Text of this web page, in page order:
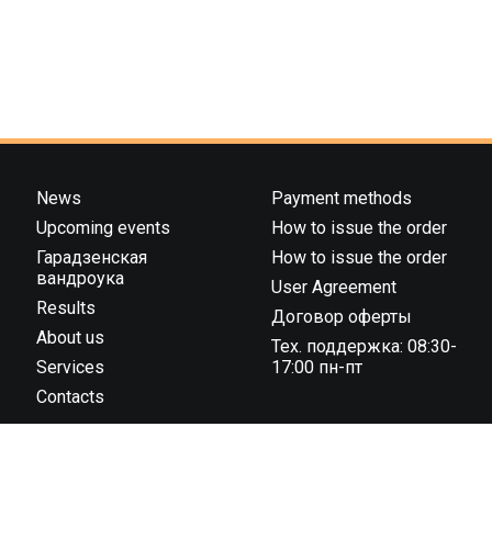
News
Upcoming events
Гарадзенская
вандроука
Results
About us
Services
Contacts
Payment methods
How to issue the order
How to issue the order
User Agreement
Договор оферты
Тех. поддержка: 08:30-
17:00 пн-пт